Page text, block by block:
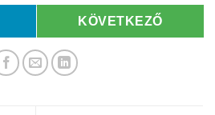
KÖVETKEZŐ